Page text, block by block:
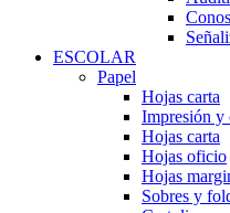
Conos
ESCOLAR
Papel
Hojas carta
Impresión y
Hojas carta
Hojas oficio
Hojas
Sobres y